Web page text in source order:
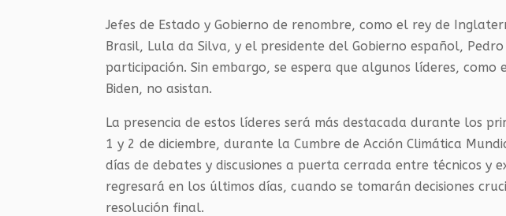
Jefes de Estado y Gobierno de renombre, como el rey de
Brasil, Lula da Silva, y el presidente del Gobierno español,
participación. Sin embargo, se espera que algunos líderes, como
Biden, no asistan.
La presencia de estos líderes será más destacada durante los
1 y 2 de diciembre, durante la Cumbre de Acción Climática
días de debates y discusiones a puerta cerrada entre técnicos y
regresará en los últimos días, cuando se tomarán decisiones
resolución final.